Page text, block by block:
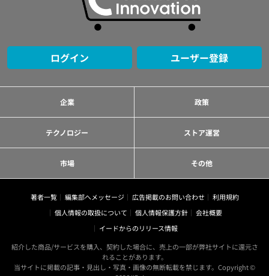
ログイン ユーザー登録
企業 政策
テクノロジー ストア運営
市場 その他
著者一覧 編集部へメッセージ 広告掲載のお問い合わせ
利用規約
個人情報の取扱について
個人情報保護方針
会社概要
イードからのリリース情報
紹介した商品/サービスを購入、契約した場合に、売上の一部が弊社サイトに還元さ
れることがあります。
当サイトに掲載の記事・見出し・写真・画像の無断転載を禁じます。Copyright ©